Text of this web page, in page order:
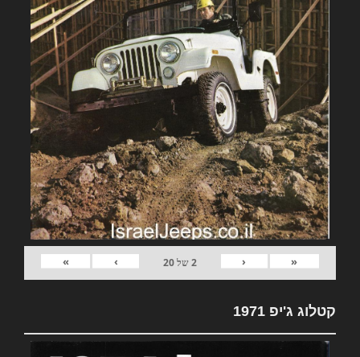
«
‹
2של20
›
»
קטלוג ג'יפ 1971